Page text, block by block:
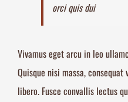
orci quis dui
Vivamus eget arcu in leo
Quisque nisi massa,
libero. Fusce convallis lectus